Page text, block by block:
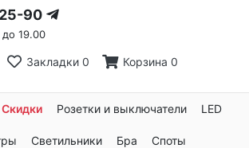
90
до 19.00
Закладки 0 Корзина 0
Скидки Розетки и выключатели LED
Светильники Бра Споты